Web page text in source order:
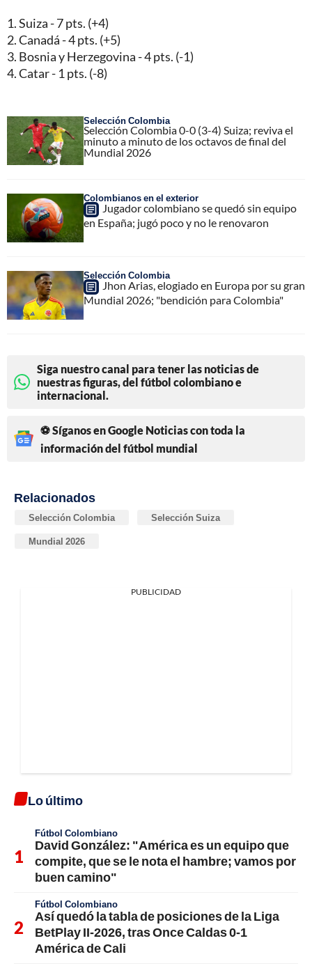
1. Suiza - 7 pts. (+4)
2. Canadá - 4 pts. (+5)
3. Bosnia y Herzegovina - 4 pts. (-1)
4. Catar - 1 pts. (-8)
Selección Colombia
Selección Colombia 0-0 (3-4) Suiza; reviva el
minuto a minuto de los octavos de final del
Mundial 2026
Colombianos en el exterior
Jugador colombiano se quedó sin equipo
en España; jugó poco y no le renovaron
Selección Colombia
Jhon Arias, elogiado en Europa por su gran
Mundial 2026; "bendición para Colombia"
Siga nuestro canal para tener las noticias de
nuestras figuras, del fútbol colombiano e
internacional.
⚽ Síganos en Google Noticias con toda la
información del fútbol mundial
Relacionados
Selección Colombia Selección Suiza
Mundial 2026
PUBLICIDAD
Lo último
Fútbol Colombiano
David González: "América es un equipo que
compite, que se le nota el hambre; vamos por
buen camino"
Fútbol Colombiano
Así quedó la tabla de posiciones de la Liga
BetPlay II-2026, tras Once Caldas 0-1
América de Cali